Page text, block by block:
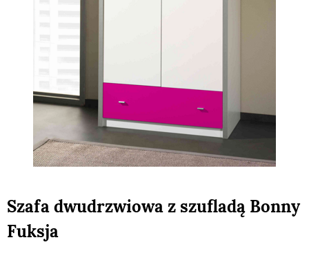
Szafa dwudrzwiowa z szufladą Bonny
Fuksja